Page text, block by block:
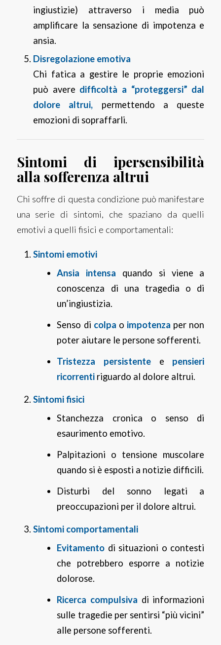
ingiustizie) attraverso i media può
amplificare la sensazione di impotenza e
ansia.
Disregolazione emotiva
Chi fatica a gestire le proprie emozioni
può avere difficoltà a “proteggersi” dal
dolore altrui, permettendo a queste
emozioni di sopraffarli.
Sintomi di ipersensibilità
alla sofferenza altrui
Chi soffre di questa condizione può manifestare
una serie di sintomi, che spaziano da quelli
emotivi a quelli fisici e comportamentali:
Sintomi emotivi
Ansia intensa quando si viene a
conoscenza di una tragedia o di
un’ingiustizia.
Senso di colpa o impotenza per non
poter aiutare le persone sofferenti.
Tristezza
persistente e pensieri
ricorrenti riguardo al dolore altrui.
Sintomi fisici
Stanchezza cronica o senso di
esaurimento emotivo.
Palpitazioni o tensione muscolare
quando si è esposti a notizie difficili.
Disturbi del sonno legati a
preoccupazioni per il dolore altrui.
Sintomi comportamentali
Evitamento di situazioni o contesti
che potrebbero esporre a notizie
dolorose.
Ricerca compulsiva di informazioni
sulle tragedie per sentirsi “più vicini”
alle persone sofferenti.